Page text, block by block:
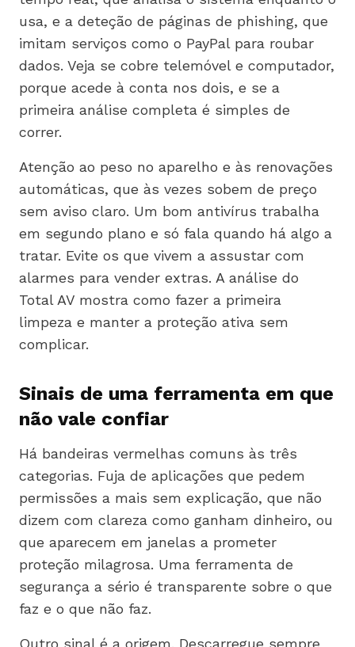
usa, e a deteção de páginas de phishing, que
imitam serviços como o PayPal para roubar
dados. Veja se cobre telemóvel e computador,
porque acede à conta nos dois, e se a
primeira análise completa é simples de
correr.
Atenção ao peso no aparelho e às renovações
automáticas, que às vezes sobem de preço
sem aviso claro. Um bom antivírus trabalha
em segundo plano e só fala quando há algo a
tratar. Evite os que vivem a assustar com
alarmes para vender extras. A análise do
Total AV mostra como fazer a primeira
limpeza e manter a proteção ativa sem
complicar.
Sinais de uma ferramenta em que
não vale confiar
Há bandeiras vermelhas comuns às três
categorias. Fuja de aplicações que pedem
permissões a mais sem explicação, que não
dizem com clareza como ganham dinheiro, ou
que aparecem em janelas a prometer
proteção milagrosa. Uma ferramenta de
segurança a sério é transparente sobre o que
faz e o que não faz.
Outro sinal é a origem. Descarregue sempre